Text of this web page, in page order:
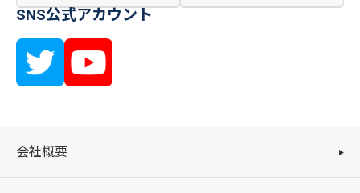
SNS公式アカウント
会社概要